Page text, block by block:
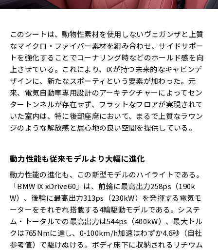
このシートは、動物性素材を使用しないヴェガンザと上質
なマイクロ・ファイバー素材を組み合わせ、サイドサポー
トを強化することでコーナリング時などのホールド感を向
上させている。これにより、iXが持つ未来的なキャビンデ
ザインに、新たなスポーティという要素が加わった。元
来、電気自動車専用設計のアーキテクチャーによってセン
タートンネルが存在せず、フラットなフロアが実現されて
いた室内は、特に後部座席において、まるで上質なラウン
ジのような解放感と居心地の良い空間を提供している。
動力性能も従来モデルより大幅に進化
動力性能の進化も、この新型モデルのハイライトである。
「BMW iX xDrive60」は、前輪に最高出力258ps（190k
W）、後輪に最高出力313ps（230kW）を発揮する電気モ
ーターをそれぞれ搭載する4輪駆動モデルである。システ
ム・トータルでの最高出力は544ps（400kW）、最大トル
クは765Nmに達し、0-100km/h加速はわずか4.6秒（自社
参考値）で駆けぬける。ボディ床下に収納されるリチウム